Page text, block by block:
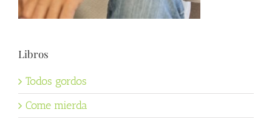
Libros
Todos gordos
Come mierda